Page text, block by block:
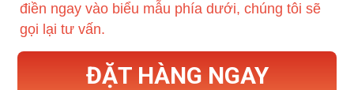
điền ngay vào biểu mẫu phía dưới, chúng tôi sẽ
gọi lại tư vấn.
ĐẶT HÀNG NGAY